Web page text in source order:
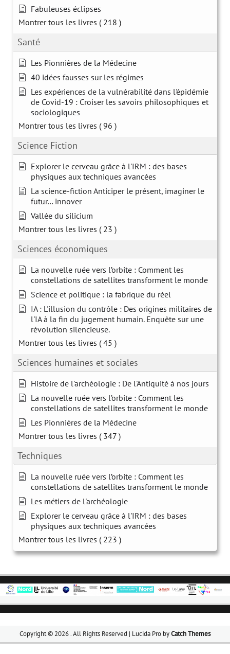
Fabuleuses éclipses
Montrer tous les livres ( 218 )
Santé
Les Pionnières de la Médecine
40 idées fausses sur les régimes
Les expériences de la vulnérabilité dans l'épidémie
de Covid-19 : Croiser les savoirs philosophiques et
sociologiques
Montrer tous les livres ( 96 )
Science Fiction
Explorer le cerveau grâce à l'IRM : des bases
physiques aux techniques avancées
La science-fiction Anticiper le présent, imaginer le
futur… innover
Vallée du silicium
Montrer tous les livres ( 23 )
Sciences économiques
La nouvelle ruée vers l’orbite : Comment les
constellations de satellites transforment le monde
Science et politique : la fabrique du réel
IA : L'illusion du contrôle : Des origines militaires de
l'IA à la fin du jugement humain. Enquête sur une
révolution silencieuse.
Montrer tous les livres ( 45 )
Sciences humaines et sociales
Histoire de l'archéologie : De l'Antiquité à nos jours
La nouvelle ruée vers l’orbite : Comment les
constellations de satellites transforment le monde
Les Pionnières de la Médecine
Montrer tous les livres ( 347 )
Techniques
La nouvelle ruée vers l’orbite : Comment les
constellations de satellites transforment le monde
Les métiers de l'archéologie
Explorer le cerveau grâce à l'IRM : des bases
physiques aux techniques avancées
Montrer tous les livres ( 223 )
Copyright © 2026. All Rights Reserved | Lucida Pro byCatch Themes